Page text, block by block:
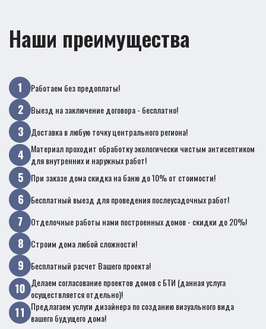
Наши преимущества
Работаем без предоплаты!
Выезд на заключение договора - бесплатно!
Доставка в любую точку центрального региона!
Материал проходит обработку экологически чистым антисептиком
для внутренних и наружных работ!
При заказе дома скидка на баню до 10% от стоимости!
Бесплатный выезд для проведения послеусадочных работ!
Отделочные работы нами построенных домов - скидки до 20%!
Строим дома любой сложности!
Бесплатный расчет Вашего проекта!
Делаем согласование проектов домов с БТИ (данная услуга
осуществляется отдельно)!
Предлагаем услуги дизайнера по созданию визуального вида
вашего будущего дома!